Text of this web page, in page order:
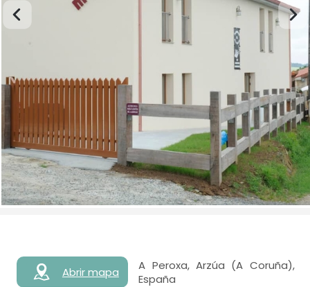
Abrir mapa
A Peroxa, Arzúa (A Coruña),
España